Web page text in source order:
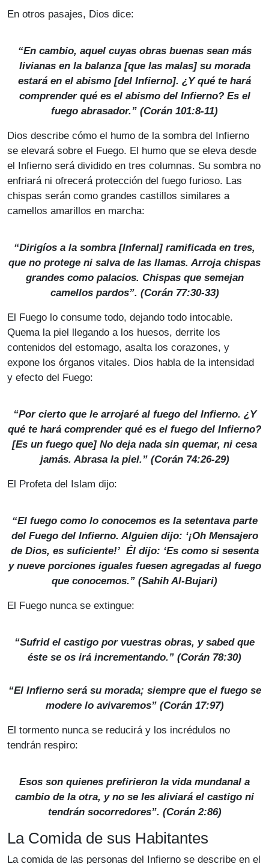
En otros pasajes, Dios dice:
“En cambio, aquel cuyas obras buenas sean más
livianas en la balanza [que las malas] su morada
estará en el abismo [del Infierno]. ¿Y qué te hará
comprender qué es el abismo del Infierno? Es el
fuego abrasador.” (Corán 101:8-11)
Dios describe cómo el humo de la sombra del Infierno
se elevará sobre el Fuego. El humo que se eleva desde
el Infierno será dividido en tres columnas. Su sombra no
enfriará ni ofrecerá protección del fuego furioso. Las
chispas serán como grandes castillos similares a
camellos amarillos en marcha:
“Dirigíos a la sombra [Infernal] ramificada en tres,
que no protege ni salva de las llamas. Arroja chispas
grandes como palacios. Chispas que semejan
camellos pardos”. (Corán 77:30-33)
El Fuego lo consume todo, dejando todo intocable.
Quema la piel llegando a los huesos, derrite los
contenidos del estomago, asalta los corazones, y
expone los órganos vitales. Dios habla de la intensidad
y efecto del Fuego:
“Por cierto que le arrojaré al fuego del Infierno. ¿Y
qué te hará comprender qué es el fuego del Infierno?
[Es un fuego que] No deja nada sin quemar, ni cesa
jamás. Abrasa la piel.” (Corán 74:26-29)
El Profeta del Islam dijo:
“El fuego como lo conocemos es la setentava parte
del Fuego del Infierno. Alguien dijo: ‘¡Oh Mensajero
de Dios, es suficiente!’ Él dijo: ‘Es como si sesenta
y nueve porciones iguales fuesen agregadas al fuego
que conocemos.” (Sahih Al-Bujari)
El Fuego nunca se extingue:
“Sufrid el castigo por vuestras obras, y sabed que
éste se os irá incrementando.” (Corán 78:30)
“El Infierno será su morada; siempre que el fuego se
modere lo avivaremos” (Corán 17:97)
El tormento nunca se reducirá y los incrédulos no
tendrán respiro:
Esos son quienes prefirieron la vida mundanal a
cambio de la otra, y no se les aliviará el castigo ni
tendrán socorredores”. (Corán 2:86)
La Comida de sus Habitantes
La comida de las personas del Infierno se describe en el